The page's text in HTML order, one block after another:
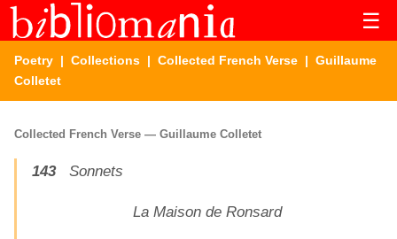
☰
Poetry | Collections | Collected French Verse | Guillaume
Colletet
Collected French Verse — Guillaume Colletet
143Sonnets
La Maison de Ronsard